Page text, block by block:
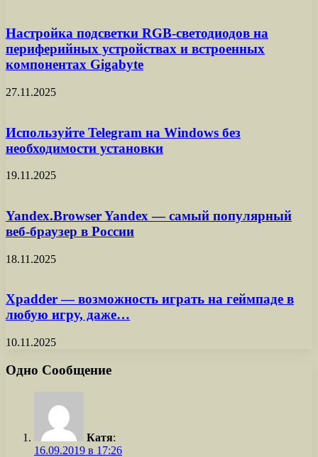
Настройка подсветки RGB-светодиодов на
периферийных устройствах и встроенных
компонентах Gigabyte
27.11.2025
Используйте Telegram на Windows без
необходимости установки
19.11.2025
Yandex.Browser Yandex — самый популярный
веб-браузер в России
18.11.2025
Xpadder — возможность играть на геймпаде в
любую игру, даже…
10.11.2025
Одно Сообщение
Катя:
16.09.2019 в 17:26